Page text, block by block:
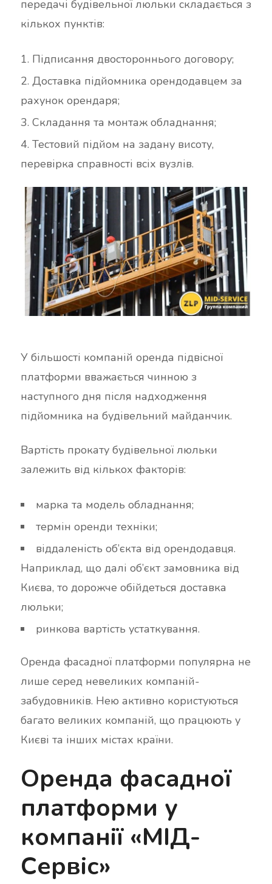
передачі будівельної люльки складається з
кількох пунктів:
Підписання двостороннього договору;
Доставка підйомника орендодавцем за
рахунок орендаря;
Складання та монтаж обладнання;
Тестовий підйом на задану висоту,
перевірка справності всіх вузлів.
У більшості компаній оренда підвісної
платформи вважається чинною з
наступного дня після надходження
підйомника на будівельний майданчик.
Вартість прокату будівельної люльки
залежить від кількох факторів:
марка та модель обладнання;
термін оренди техніки;
віддаленість об’єкта від орендодавця.
Наприклад, що далі об’єкт замовника від
Києва, то дорожче обійдеться доставка
люльки;
ринкова вартість устаткування.
Оренда фасадної платформи популярна не
лише серед невеликих компаній-
забудовників. Нею активно користуються
багато великих компаній, що працюють у
Києві та інших містах країни.
Оренда фасадної
платформи у
компанії «МІД-
Сервіс»